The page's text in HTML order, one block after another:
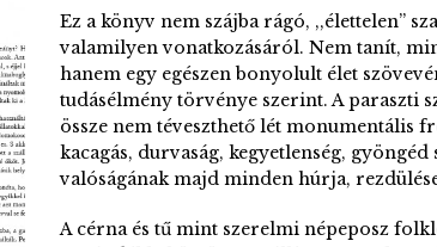
Ez a könyv nem szájba rágó, ,,élettelen”
valamilyen vonatkozásáról. Nem tanít,
hanem egy egészen bonyolult élet
tudásélmény törvénye szerint. A paraszti
össze nem téveszthető lét monumentális
kacagás, durvaság, kegyetlenség,
valóságának majd minden húrja,
A cérna és tű mint szerelmi nép­eposz